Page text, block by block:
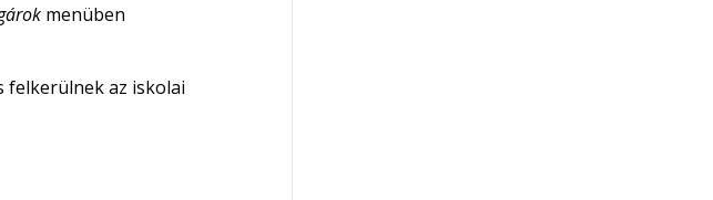
menüben
felkerülnek az iskolai